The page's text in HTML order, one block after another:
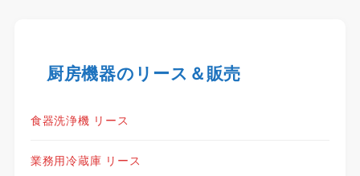
厨房機器のリース＆販売
食器洗浄機 リース
業務用冷蔵庫 リース